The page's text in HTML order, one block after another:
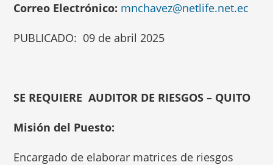
Correo Electrónico: mnchavez@netlife.net.ec
PUBLICADO: 09 de abril 2025
SE REQUIERE AUDITOR DE RIESGOS – QUITO
Misión del Puesto:
Encargado de elaborar matrices de riesgos